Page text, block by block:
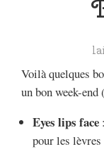
Voilà quelques
un bon week-
Eyes lips face
pour les lèvres